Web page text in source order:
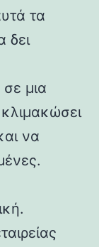
τα
δει
μια
να